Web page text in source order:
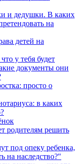
и дедушки. В каких
на
детей на
у тебя будет
документы они
просто о
в каких
родителям решить
под опеку ребенка,
на наследство?"